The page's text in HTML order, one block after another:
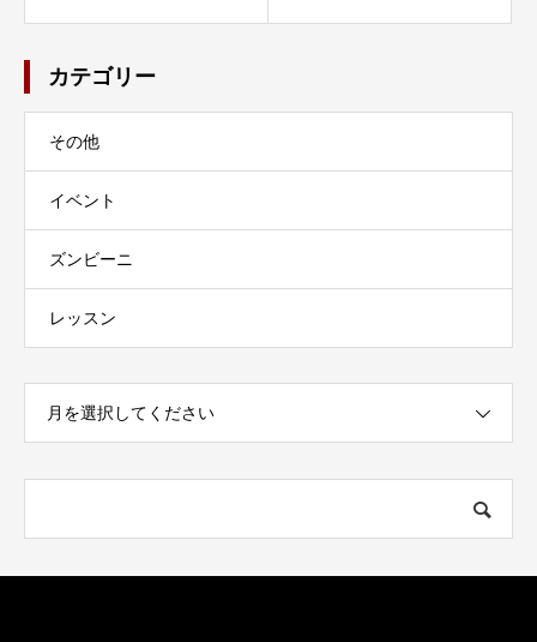
カテゴリー
その他
イベント
ズンビーニ
レッスン
月を選択してください